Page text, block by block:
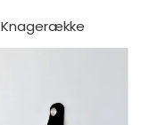
Knagerække